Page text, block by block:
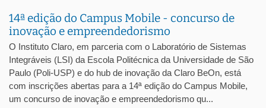
14ª edição do Campus Mobile - concurso de
inovação e empreendedorismo
O Instituto Claro, em parceria com o Laboratório de Sistemas
Integráveis (LSI) da Escola Politécnica da Universidade de São
Paulo (Poli-USP) e do hub de inovação da Claro BeOn, está
com inscrições abertas para a 14ª edição do Campus Mobile,
um concurso de inovação e empreendedorismo qu...